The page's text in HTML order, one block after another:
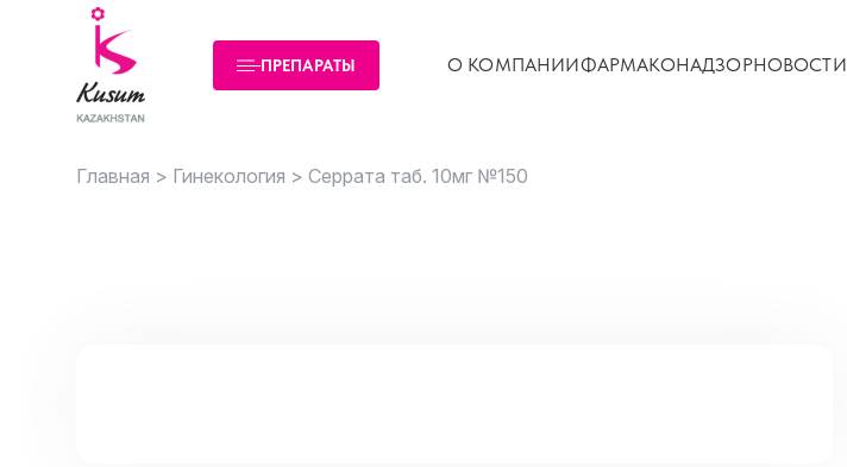
ПРЕПАРАТЫ О КОМПАНИИФАРМАКОНАДЗОРНОВОСТИ
Главная > Гинекология > Серрата таб. 10мг №150